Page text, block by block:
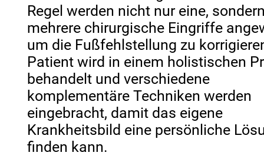
Regel werden nicht nur eine,
mehrere chirurgische Eingriffe
um die Fußfehlstellung zu
Patient wird in einem holistischen
behandelt und verschiedene
komplementäre Techniken werden
eingebracht, damit das eigene
Krankheitsbild eine persönliche
finden kann.